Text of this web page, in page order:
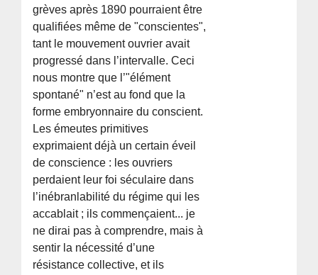
grèves après 1890 pourraient être
qualifiées même de "conscientes",
tant le mouvement ouvrier avait
progressé dans l’intervalle. Ceci
nous montre que l’"élément
spontané" n’est au fond que la
forme embryonnaire du conscient.
Les émeutes primitives
exprimaient déjà un certain éveil
de conscience : les ouvriers
perdaient leur foi séculaire dans
l’inébranlabilité du régime qui les
accablait ; ils commençaient... je
ne dirai pas à comprendre, mais à
sentir la nécessité d’une
résistance collective, et ils